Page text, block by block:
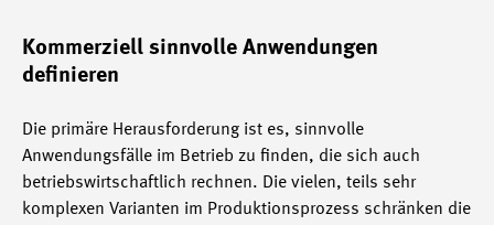
Kommerziell sinnvolle Anwendungen
definieren
Die primäre Herausforderung ist es, sinnvolle
Anwendungsfälle im Betrieb zu finden, die sich auch
betriebswirtschaftlich rechnen. Die vielen, teils sehr
komplexen Varianten im Produktionsprozess schränken die